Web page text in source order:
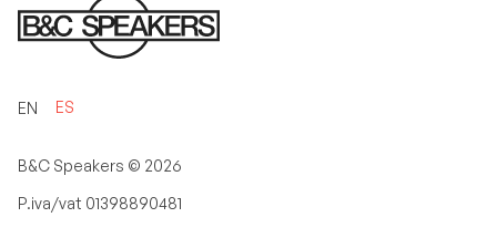
EN ES
B&C Speakers © 2026
P.iva/vat 01398890481